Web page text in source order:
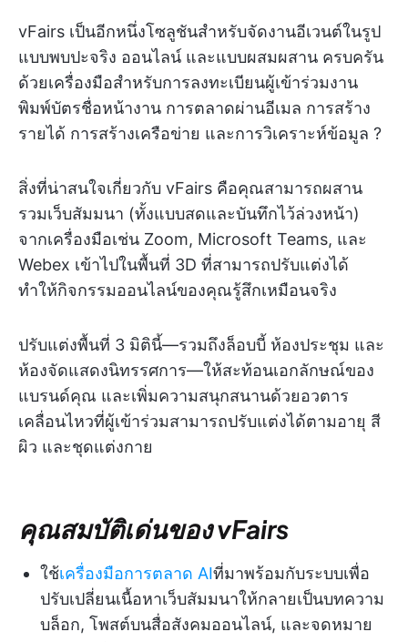
vFairs เป็นอีกหนึ่งโซลูชันสำหรับจัดงานอีเวนต์ในรูป
แบบพบปะจริง ออนไลน์ และแบบผสมผสาน ครบครัน
ด้วยเครื่องมือสำหรับการลงทะเบียนผู้เข้าร่วมงาน
พิมพ์บัตรชื่อหน้างาน การตลาดผ่านอีเมล การสร้าง
รายได้ การสร้างเครือข่าย และการวิเคราะห์ข้อมูล ?
สิ่งที่น่าสนใจเกี่ยวกับ vFairs คือคุณสามารถผสาน
รวมเว็บสัมมนา (ทั้งแบบสดและบันทึกไว้ล่วงหน้า)
จากเครื่องมือเช่น Zoom, Microsoft Teams, และ
Webex เข้าไปในพื้นที่ 3D ที่สามารถปรับแต่งได้
ทำให้กิจกรรมออนไลน์ของคุณรู้สึกเหมือนจริง
ปรับแต่งพื้นที่ 3 มิตินี้—รวมถึงล็อบบี้ ห้องประชุม และ
ห้องจัดแสดงนิทรรศการ—ให้สะท้อนเอกลักษณ์ของ
แบรนด์คุณ และเพิ่มความสนุกสนานด้วยอวตาร
เคลื่อนไหวที่ผู้เข้าร่วมสามารถปรับแต่งได้ตามอายุ สี
ผิว และชุดแต่งกาย
คุณสมบัติเด่นของ vFairs
ใช้เครื่องมือการตลาด AIที่มาพร้อมกับระบบเพื่อ
ปรับเปลี่ยนเนื้อหาเว็บสัมมนาให้กลายเป็นบทความ
บล็อก, โพสต์บนสื่อสังคมออนไลน์, และจดหมาย